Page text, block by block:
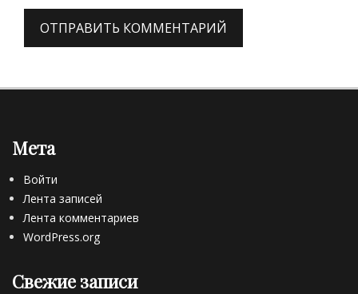
Мета
Войти
Лента записей
Лента комментариев
WordPress.org
Свежие записи